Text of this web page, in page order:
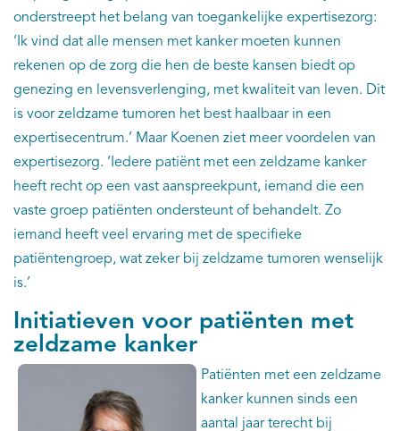
onderstreept het belang van toegankelijke expertisezorg:
‘Ik vind dat alle mensen met kanker moeten kunnen
rekenen op de zorg die hen de beste kansen biedt op
genezing en levensverlenging, met kwaliteit van leven. Dit
is voor zeldzame tumoren het best haalbaar in een
expertisecentrum.’ Maar Koenen ziet meer voordelen van
expertisezorg. ‘Iedere patiënt met een zeldzame kanker
heeft recht op een vast aanspreekpunt, iemand die een
vaste groep patiënten ondersteunt of behandelt. Zo
iemand heeft veel ervaring met de specifieke
patiëntengroep, wat zeker bij zeldzame tumoren wenselijk
is.’
Initiatieven voor patiënten met
zeldzame kanker
Patiënten met een zeldzame
kanker kunnen sinds een
aantal jaar terecht bij